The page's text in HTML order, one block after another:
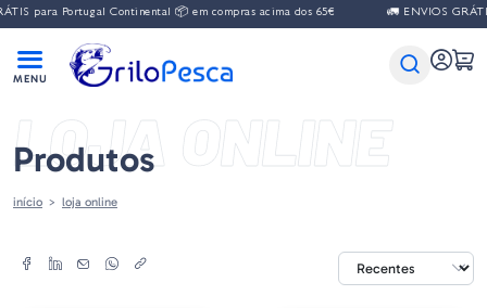
para Portugal Continental 📦 em compras acima dos 65€ 🚛 ENVIOS
LOJA ONLINE
Produtos
início loja online
➕ OPÇÕES
NOVIDADE